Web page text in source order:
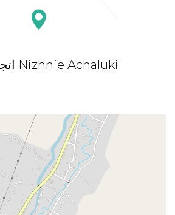
اتجاه القبلة Nizhnie Achaluki